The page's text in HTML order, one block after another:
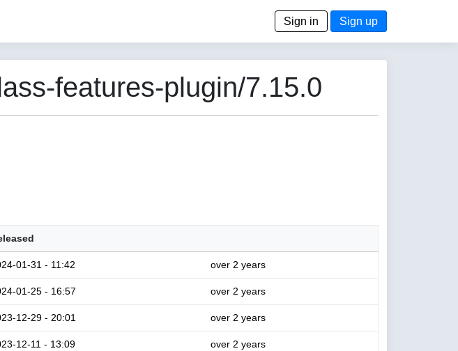
Sign in Sign up
features-plugin/7.15.0
01-31 - 11:42 over 2 years
01-25 - 16:57 over 2 years
12-29 - 20:01 over 2 years
12-11 - 13:09 over 2 years